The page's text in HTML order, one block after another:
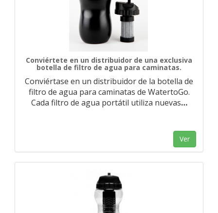
Conviértete en un distribuidor de una exclusiva
botella de filtro de agua para caminatas.
Conviértase en un distribuidor de la botella de
filtro de agua para caminatas de WatertoGo.
Cada filtro de agua portátil utiliza nuevas…
Ver